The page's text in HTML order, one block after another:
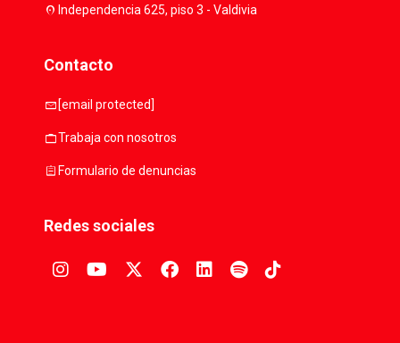
location_onIndependencia 625, piso 3 - Valdivia
Contacto
mail [email protected]
workTrabaja con nosotros
assignmentFormulario de denuncias
Redes sociales